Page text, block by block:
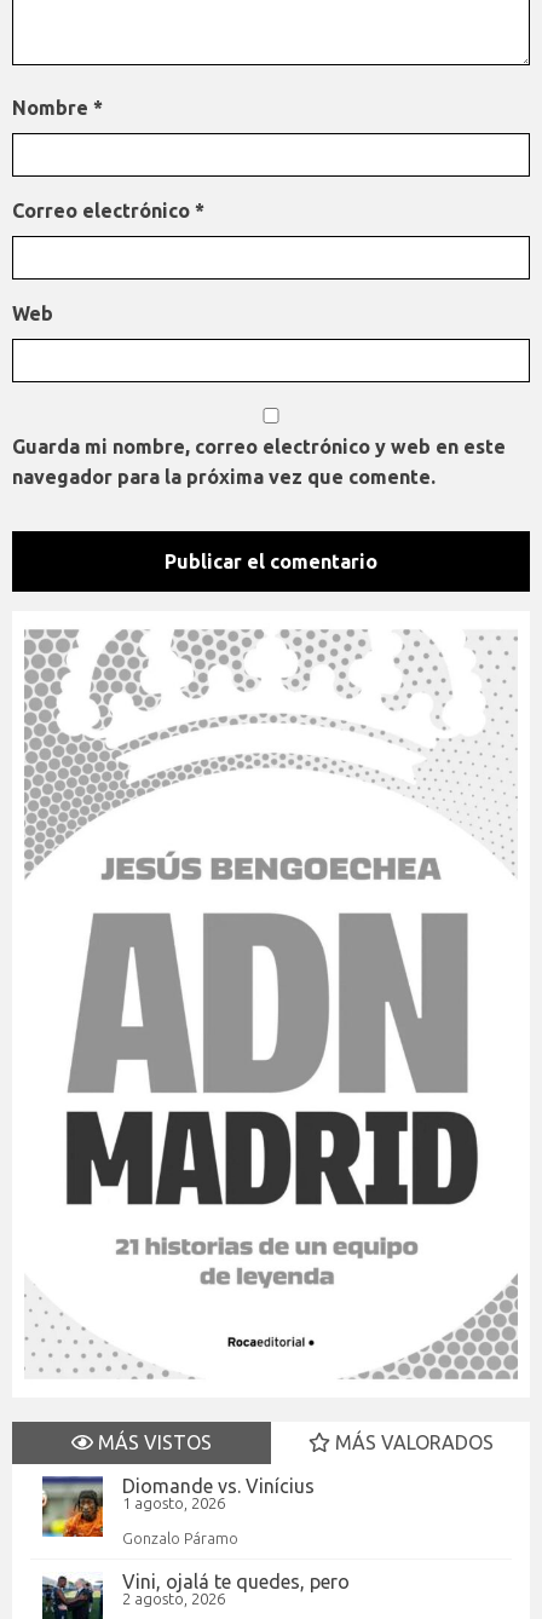
Nombre *
Correo electrónico *
Web
Guarda mi nombre, correo electrónico y web en este
navegador para la próxima vez que comente.
MÁS VISTOS
MÁS VALORADOS
Diomande vs. Vinícius
1 agosto, 2026
Gonzalo Páramo
Vini, ojalá te quedes, pero
2 agosto, 2026